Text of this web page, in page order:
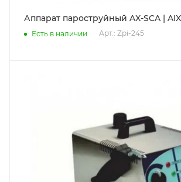
Аппарат пароструйный AX-SCA |
Есть в наличии Арт.: Zpi-245